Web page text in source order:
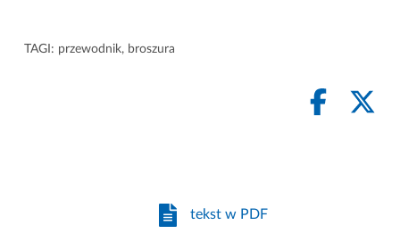
TAGI: przewodnik, broszura
tekst w PDF